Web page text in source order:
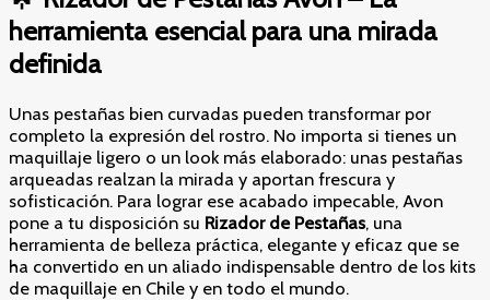
herramienta esencial para una mirada
definida
Unas pestañas bien curvadas pueden transformar por
completo la expresión del rostro. No importa si tienes un
maquillaje ligero o un look más elaborado: unas pestañas
arqueadas realzan la mirada y aportan frescura y
sofisticación. Para lograr ese acabado impecable, Avon
pone a tu disposición su Rizador de Pestañas, una
herramienta de belleza práctica, elegante y eficaz que se
ha convertido en un aliado indispensable dentro de los kits
de maquillaje en Chile y en todo el mundo.